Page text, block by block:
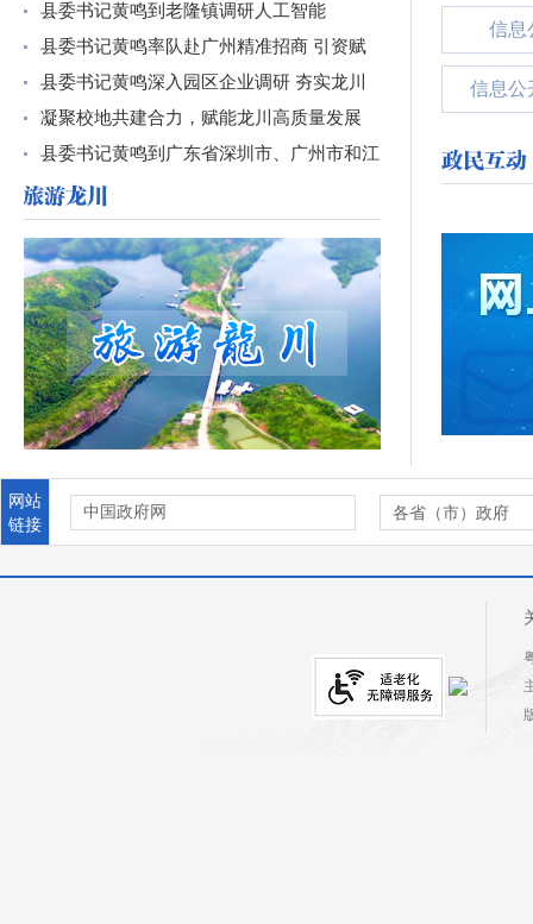
员（龙川县岗位）面试资格审核公告
07-29
龙川县国有建设用地使用权网上交易出让公告
（龙公易土【2026】07号）
07-27
龙川县国有建设用地使用权网上交易出让公告
龙川县业余体校2026年公开招聘工作人员公
告
07-27
告
07-27
龙川县教育系统2026年公开招聘教师公告
07-27
关于做好龙川县2026年秋季义务教育阶段学
校招生入学工作的通知
07-27
龙川县国有建设用地使用权网上交易出让公告
(龙公易土【2026】05号)
07-24
龙川县人民政府关于“乐游河源·东江竞
渡”2026河源市龙舟邀请赛期间免费开放停车
场所的通告
07-22
程”...
县委书记黄鸣到老隆镇调研人工智能
OPC+...
县委书记黄鸣率队赴广州精准招商 引资赋
能...
县委书记黄鸣深入园区企业调研 夯实龙川
高...
凝聚校地共建合力，赋能龙川高质量发展
县委书记黄鸣到广东省深圳市、广州市和江
苏...
信息
信息公
政府热线12345
专题专栏
网站
链接
中国政府网 各省（市）政府